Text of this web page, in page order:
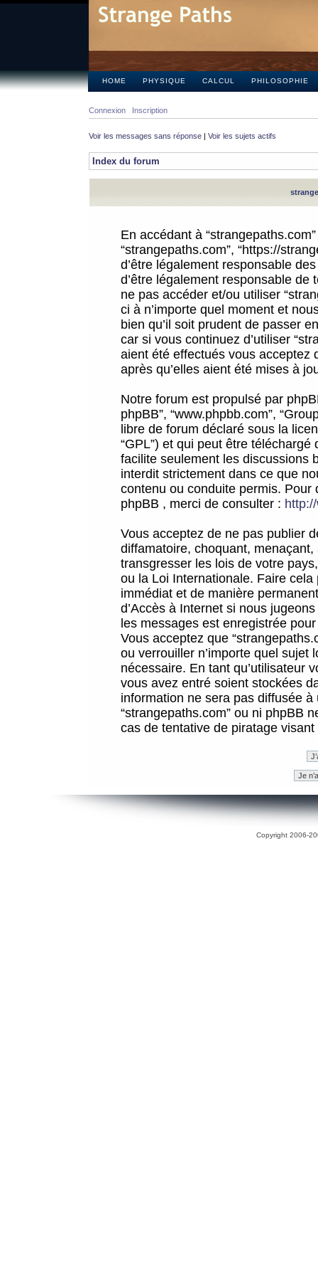
HOME PHYSIQUE CALCUL PHILOSOPHIE
Connexion Inscription
Voir les messages sans réponse | Voir les sujets actifs
Index du forum
En accédant à
“strangepaths.com”, “https://
d’être légalement responsable
d’être légalement responsable
ne pas accéder et/ou utiliser
ci à n’importe quel moment et
bien qu’il soit prudent de passer
car si vous continuez d’utiliser
aient été effectués vous acceptez
après qu’elles aient été mises à
Notre forum est propulsé par
phpBB”, “www.phpbb.com”,
libre de forum déclaré sous la
“GPL”) et qui peut être téléchargé
facilite seulement les discussions
interdit strictement dans ce que
contenu ou conduite permis.
phpBB , merci de consulter :
Vous acceptez de ne pas publier
diffamatoire, choquant,
transgresser les lois de votre
ou la Loi Internationale. Faire
immédiat et de manière
d’Accès à Internet si nous
les messages est enregistrée
Vous acceptez que
ou verrouiller n’importe quel sujet
nécessaire. En tant qu’utilisateur
vous avez entré soient stockées
information ne sera pas diffusée
“strangepaths.com” ou ni phpBB
cas de tentative de piratage
Copyright 2006-